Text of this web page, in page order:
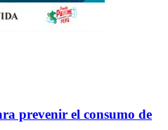
prevenir el consumo de